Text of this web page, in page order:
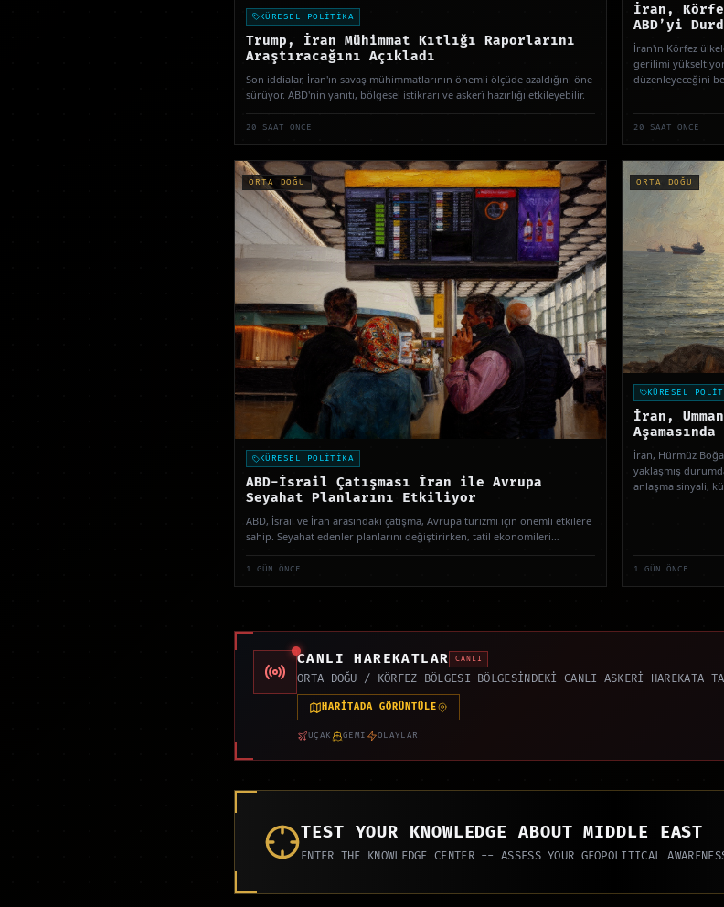
KÜRESEL POLİTİKA
Trump, İran Mühimmat Kıtlığı Raporlarını
Araştıracağını Açıkladı
Son iddialar, İran'ın savaş mühimmatlarının önemli ölçüde azaldığını öne
sürüyor. ABD'nin yanıtı, bölgesel istikrarı ve askerî hazırlığı etkileyebilir.
20 SAAT ÖNCE
İran,
ABD’yi
İran'ın Körfez
gerilimi
düzenleyeceğini
20 SAAT ÖNCE
ORTA DOĞU
KÜRESEL POLİTİKA
ABD-İsrail Çatışması İran ile Avrupa
Seyahat Planlarını Etkiliyor
ABD, İsrail ve İran arasındaki çatışma, Avrupa turizmi için önemli etkilere
sahip. Seyahat edenler planlarını değiştirirken, tatil ekonomileri
etkileniyor.
1 GÜN ÖNCE
ORTA DOĞU
KÜRESEL
İran,
Aşamasında
İran, Hürmüz
yaklaşmış
anlaşma sinyali,
1 GÜN ÖNCE
CANLI HAREKATLAR CANLI
ORTA DOĞU / KÖRFEZ BÖLGESI BÖLGESİNDEKİ CANLI ASKERİ HAREKATA
HARİTADA GÖRÜNTÜLE
UÇAK GEMİ OLAYLAR
TEST YOUR KNOWLEDGE ABOUT MIDDLE EAST
ENTER THE KNOWLEDGE CENTER -- ASSESS YOUR GEOPOLITICAL